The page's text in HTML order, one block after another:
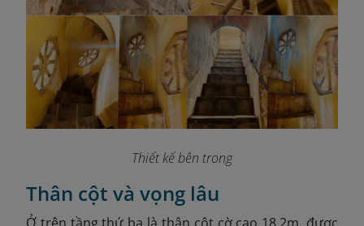
Thiết kế bên trong
Thân cột và vọng lâu